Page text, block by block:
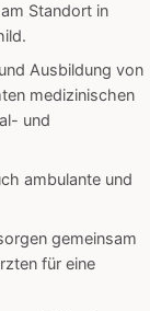
Standort in
Ausbildung von
medizinischen
und
ambulante und
gemeinsam
für eine